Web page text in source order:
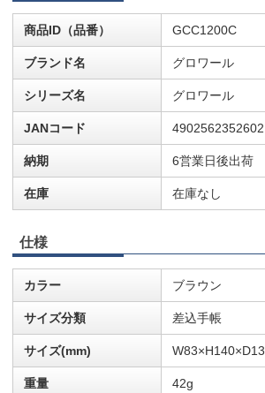
商品ID（品番） GCC1200C
ブランド名 グロワール
シリーズ名 グロワール
JANコード 4902562352602
納期 6営業日後出荷
在庫 在庫なし
仕様
カラー ブラウン
サイズ分類 差込手帳
サイズ(mm) W83×H140×D13
重量 42g